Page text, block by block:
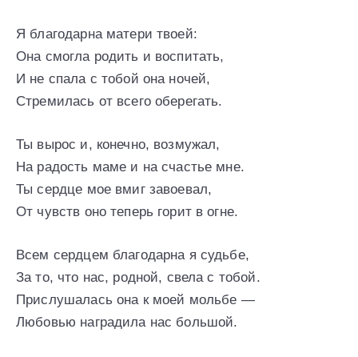
Я благодарна матери твоей:
Она смогла родить и воспитать,
И не спала с тобой она ночей,
Стремилась от всего оберегать.
Ты вырос и, конечно, возмужал,
На радость маме и на счастье мне.
Ты сердце мое вмиг завоевал,
От чувств оно теперь горит в огне.
Всем сердцем благодарна я судьбе,
За то, что нас, родной, свела с тобой.
Прислушалась она к моей мольбе —
Любовью наградила нас большой.